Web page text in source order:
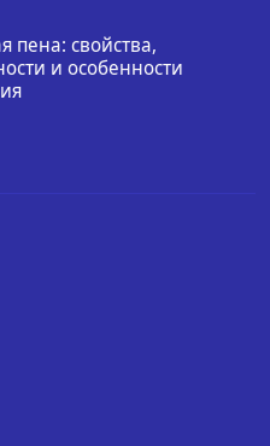
пена: свойства,
и особенности